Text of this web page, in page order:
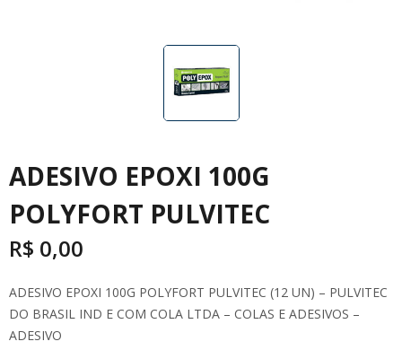
ADESIVO EPOXI 100G
POLYFORT PULVITEC
R$ 0,00
ADESIVO EPOXI 100G POLYFORT PULVITEC (12 UN) – PULVITEC
DO BRASIL IND E COM COLA LTDA – COLAS E ADESIVOS –
ADESIVO